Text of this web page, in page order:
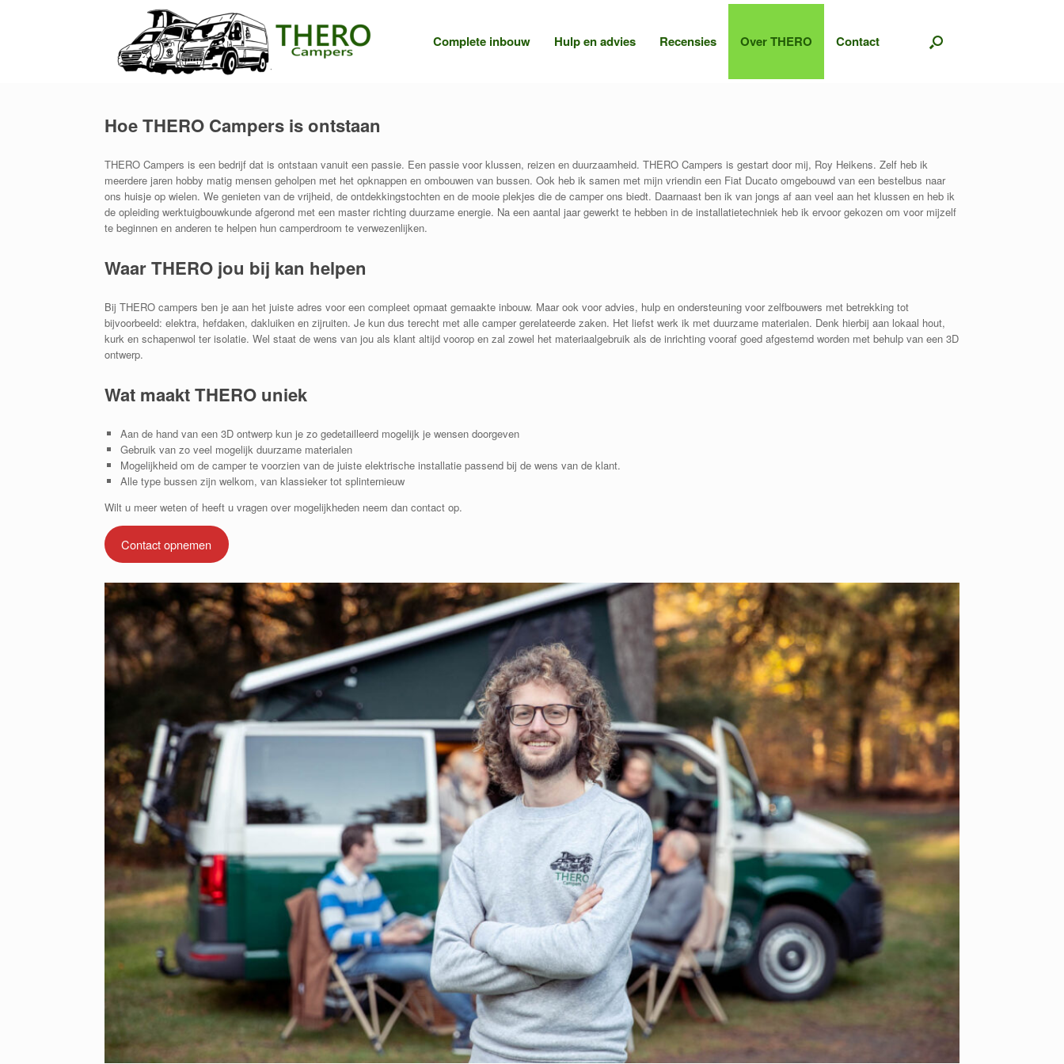
Complete inbouw Hulp en advies Recensies Over THERO Contact
Hoe THERO Campers is ontstaan
THERO Campers is een bedrijf dat is ontstaan vanuit een passie. Een passie voor klussen, reizen en duurzaamheid. THERO Campers is gestart door mij, Roy Heikens. Zelf heb ik
meerdere jaren hobby matig mensen geholpen met het opknappen en ombouwen van bussen. Ook heb ik samen met mijn vriendin een Fiat Ducato omgebouwd van een bestelbus naar
ons huisje op wielen. We genieten van de vrijheid, de ontdekkingstochten en de mooie plekjes die de camper ons biedt. Daarnaast ben ik van jongs af aan veel aan het klussen en heb ik
de opleiding werktuigbouwkunde afgerond met een master richting duurzame energie. Na een aantal jaar gewerkt te hebben in de installatietechniek heb ik ervoor gekozen om voor mijzelf
te beginnen en anderen te helpen hun camperdroom te verwezenlijken.
Waar THERO jou bij kan helpen
Bij THERO campers ben je aan het juiste adres voor een compleet opmaat gemaakte inbouw. Maar ook voor advies, hulp en ondersteuning voor zelfbouwers met betrekking tot
bijvoorbeeld: elektra, hefdaken, dakluiken en zijruiten. Je kun dus terecht met alle camper gerelateerde zaken. Het liefst werk ik met duurzame materialen. Denk hierbij aan lokaal hout,
kurk en schapenwol ter isolatie. Wel staat de wens van jou als klant altijd voorop en zal zowel het materiaalgebruik als de inrichting vooraf goed afgestemd worden met behulp van een 3D
ontwerp.
Wat maakt THERO uniek
Aan de hand van een 3D ontwerp kun je zo gedetailleerd mogelijk je wensen doorgeven
Gebruik van zo veel mogelijk duurzame materialen
Mogelijkheid om de camper te voorzien van de juiste elektrische installatie passend bij de wens van de klant.
Alle type bussen zijn welkom, van klassieker tot splinternieuw
Wilt u meer weten of heeft u vragen over mogelijkheden neem dan contact op.
Contact opnemen